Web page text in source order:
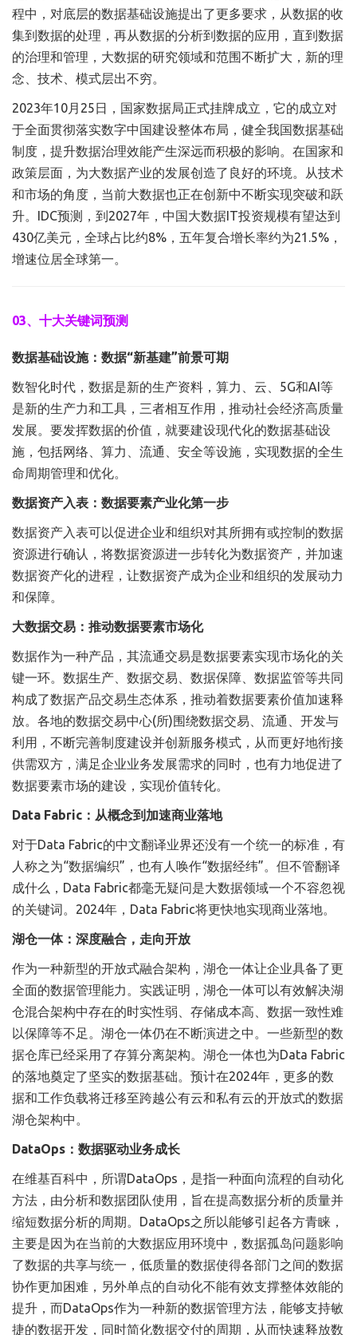
程中，对底层的数据基础设施提出了更多要求，从数据的收
集到数据的处理，再从数据的分析到数据的应用，直到数据
的治理和管理，大数据的研究领域和范围不断扩大，新的理
念、技术、模式层出不穷。
2023年10月25日，国家数据局正式挂牌成立，它的成立对
于全面贯彻落实数字中国建设整体布局，健全我国数据基础
制度，提升数据治理效能产生深远而积极的影响。在国家和
政策层面，为大数据产业的发展创造了良好的环境。从技术
和市场的角度，当前大数据也正在创新中不断实现突破和跃
升。IDC预测，到2027年，中国大数据IT投资规模有望达到
430亿美元，全球占比约8%，五年复合增长率约为21.5%，
增速位居全球第一。
03、十大关键词预测
数据基础设施：数据“新基建”前景可期
数智化时代，数据是新的生产资料，算力、云、5G和AI等
是新的生产力和工具，三者相互作用，推动社会经济高质量
发展。要发挥数据的价值，就要建设现代化的数据基础设
施，包括网络、算力、流通、安全等设施，实现数据的全生
命周期管理和优化。
数据资产入表：数据要素产业化第一步
数据资产入表可以促进企业和组织对其所拥有或控制的数据
资源进行确认，将数据资源进一步转化为数据资产，并加速
数据资产化的进程，让数据资产成为企业和组织的发展动力
和保障。
大数据交易：推动数据要素市场化
数据作为一种产品，其流通交易是数据要素实现市场化的关
键一环。数据生产、数据交易、数据保障、数据监管等共同
构成了数据产品交易生态体系，推动着数据要素价值加速释
放。各地的数据交易中心(所)围绕数据交易、流通、开发与
利用，不断完善制度建设并创新服务模式，从而更好地衔接
供需双方，满足企业业务发展需求的同时，也有力地促进了
数据要素市场的建设，实现价值转化。
Data Fabric：从概念到加速商业落地
对于Data Fabric的中文翻译业界还没有一个统一的标准，有
人称之为“数据编织”，也有人唤作“数据经纬”。但不管翻译
成什么，Data Fabric都毫无疑问是大数据领域一个不容忽视
的关键词。2024年，Data Fabric将更快地实现商业落地。
湖仓一体：深度融合，走向开放
作为一种新型的开放式融合架构，湖仓一体让企业具备了更
全面的数据管理能力。实践证明，湖仓一体可以有效解决湖
仓混合架构中存在的时实性弱、存储成本高、数据一致性难
以保障等不足。湖仓一体仍在不断演进之中。一些新型的数
据仓库已经采用了存算分离架构。湖仓一体也为Data Fabric
的落地奠定了坚实的数据基础。预计在2024年，更多的数
据和工作负载将迁移至跨越公有云和私有云的开放式的数据
湖仓架构中。
DataOps：数据驱动业务成长
在维基百科中，所谓DataOps，是指一种面向流程的自动化
方法，由分析和数据团队使用，旨在提高数据分析的质量并
缩短数据分析的周期。DataOps之所以能够引起各方青睐，
主要是因为在当前的大数据应用环境中，数据孤岛问题影响
了数据的共享与统一，低质量的数据使得各部门之间的数据
协作更加困难，另外单点的自动化不能有效支撑整体效能的
提升，而DataOps作为一种新的数据管理方法，能够支持敏
捷的数据开发，同时简化数据交付的周期，从而快速释放数